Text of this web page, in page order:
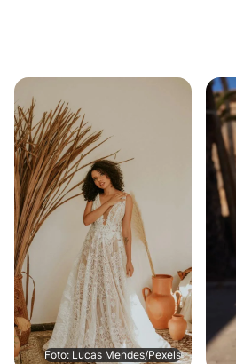
Foto: Lucas Mendes/Pexels